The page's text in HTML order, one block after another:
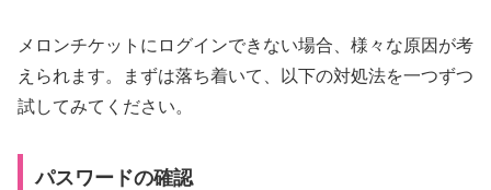
メロンチケットにログインできない場合、様々な原因が考
えられます。まずは落ち着いて、以下の対処法を一つずつ
試してみてください。
パスワードの確認